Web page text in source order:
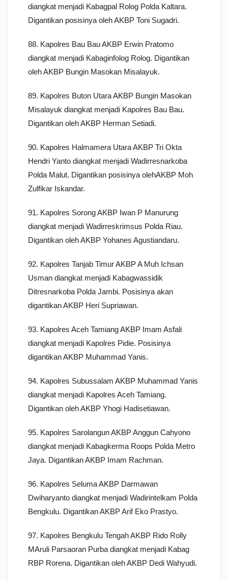
diangkat menjadi Kabagpal Rolog Polda Kaltara.
Digantikan posisinya oleh AKBP Toni Sugadri.
88. Kapolres Bau Bau AKBP Erwin Pratomo
diangkat menjadi Kabaginfolog Rolog. Digantikan
oleh AKBP Bungin Masokan Misalayuk.
89. Kapolres Buton Utara AKBP Bungin Masokan
Misalayuk diangkat menjadi Kapolres Bau Bau.
Digantikan oleh AKBP Herman Setiadi.
90. Kapolres Halmamera Utara AKBP Tri Okta
Hendri Yanto diangkat menjadi Wadirresnarkoba
Polda Malut. Digantikan posisinya olehAKBP Moh
Zulfikar Iskandar.
91. Kapolres Sorong AKBP Iwan P Manurung
diangkat menjadi Wadirreskrimsus Polda Riau.
Digantikan oleh AKBP Yohanes Agustiandaru.
92. Kapolres Tanjab Timur AKBP A Muh Ichsan
Usman diangkat menjadi Kabagwassidik
Ditresnarkoba Polda Jambi. Posisinya akan
digantikan AKBP Heri Supriawan.
93. Kapolres Aceh Tamiang AKBP Imam Asfali
diangkat menjadi Kapolres Pidie. Posisinya
digantikan AKBP Muhammad Yanis.
94. Kapolres Subussalam AKBP Muhammad Yanis
diangkat menjadi Kapolres Aceh Tamiang.
Digantikan oleh AKBP Yhogi Hadisetiawan.
95. Kapolres Sarolangun AKBP Anggun Cahyono
diangkat menjadi Kabagkerma Roops Polda Metro
Jaya. Digantikan AKBP Imam Rachman.
96. Kapolres Seluma AKBP Darmawan
Dwiharyanto diangkat menjadi Wadirintelkam Polda
Bengkulu. Digantikan AKBP Arif Eko Prastyo.
97. Kapolres Bengkulu Tengah AKBP Rido Rolly
MAruli Parsaoran Purba diangkat menjadi Kabag
RBP Rorena. Digantikan oleh AKBP Dedi Wahyudi.